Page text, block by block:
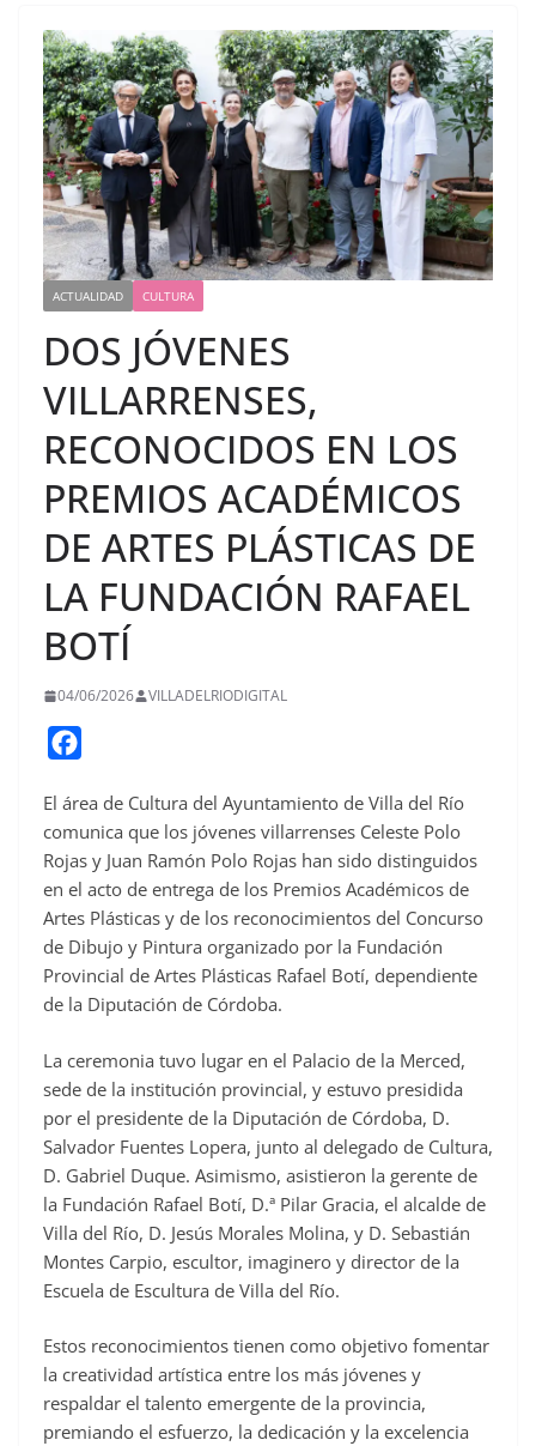
ACTUALIDAD CULTURA
DOS JÓVENES
VILLARRENSES,
RECONOCIDOS EN LOS
PREMIOS ACADÉMICOS
DE ARTES PLÁSTICAS DE
LA FUNDACIÓN RAFAEL
BOTÍ
04/06/2026 VILLADELRIODIGITAL
c
e
b
o
o
k
El área de Cultura del Ayuntamiento de Villa del Río
comunica que los jóvenes villarrenses Celeste Polo
Rojas y Juan Ramón Polo Rojas han sido distinguidos
en el acto de entrega de los Premios Académicos de
Artes Plásticas y de los reconocimientos del Concurso
de Dibujo y Pintura organizado por la Fundación
Provincial de Artes Plásticas Rafael Botí, dependiente
de la Diputación de Córdoba.
La ceremonia tuvo lugar en el Palacio de la Merced,
sede de la institución provincial, y estuvo presidida
por el presidente de la Diputación de Córdoba, D.
Salvador Fuentes Lopera, junto al delegado de Cultura,
D. Gabriel Duque. Asimismo, asistieron la gerente de
la Fundación Rafael Botí, D.ª Pilar Gracia, el alcalde de
Villa del Río, D. Jesús Morales Molina, y D. Sebastián
Montes Carpio, escultor, imaginero y director de la
Escuela de Escultura de Villa del Río.
Estos reconocimientos tienen como objetivo fomentar
la creatividad artística entre los más jóvenes y
respaldar el talento emergente de la provincia,
premiando el esfuerzo, la dedicación y la excelencia